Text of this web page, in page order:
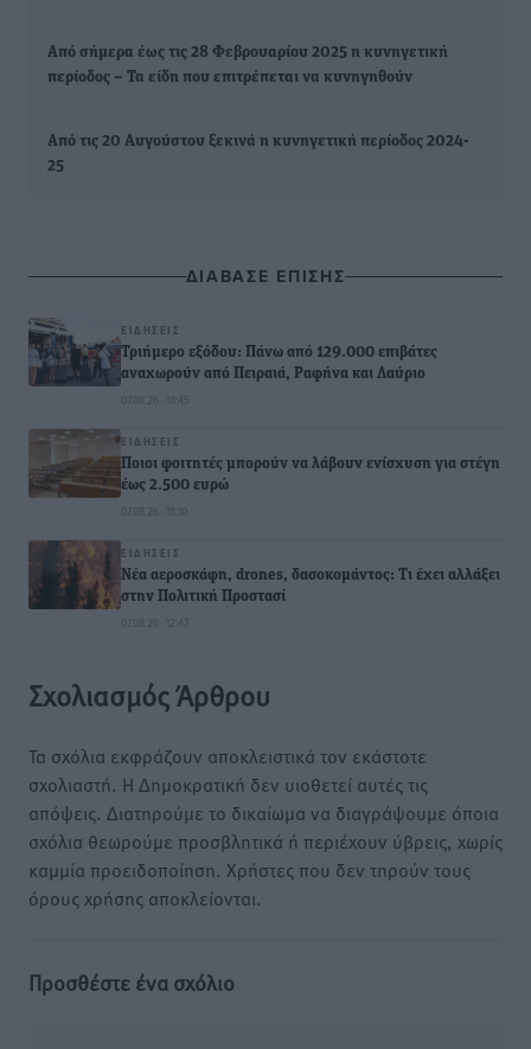
Από σήμερα έως τις 28 Φεβρουαρίου 2025 η κυνηγετική
περίοδος – Τα είδη που επιτρέπεται να κυνηγηθούν
Aπό τις 20 Αυγούστου ξεκινά η κυνηγετική περίοδος 2024-
25
ΔΙΑΒΑΣΕ ΕΠΙΣΗΣ
ΕΙΔΉΣΕΙΣ
Τριήμερο εξόδου: Πάνω από 129.000 επιβάτες
αναχωρούν από Πειραιά, Ραφήνα και Λαύριο
07.08.26 · 18:45
ΕΙΔΉΣΕΙΣ
Ποιοι φοιτητές μπορούν να λάβουν ενίσχυση για στέγη
έως 2.500 ευρώ
07.08.26 · 18:10
ΕΙΔΉΣΕΙΣ
Νέα αεροσκάφη, drones, δασοκομάντος: Τι έχει αλλάξει
στην Πολιτική Προστασί
07.08.26 · 12:47
Σχολιασμός Άρθρου
Τα σχόλια εκφράζουν αποκλειστικά τον εκάστοτε
σχολιαστή. Η Δημοκρατική δεν υιοθετεί αυτές τις
απόψεις. Διατηρούμε το δικαίωμα να διαγράψουμε όποια
σχόλια θεωρούμε προσβλητικά ή περιέχουν ύβρεις, χωρίς
καμμία προειδοποίηση. Χρήστες που δεν τηρούν τους
όρους χρήσης αποκλείονται.
Προσθέστε ένα σχόλιο